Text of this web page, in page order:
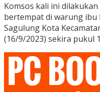
Komsos kali ini
bertempat di warung ibu
Sagulung Kota
(16/9/2023) sekira pukul